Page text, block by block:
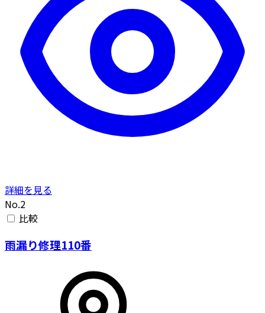
詳細を見る
No.2
比較
雨漏り修理110番